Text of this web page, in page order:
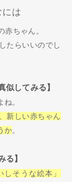
は
ちゃん。
たらいいのでし
似してみる】
。
新しい赤ちゃん
か。
る】
しそうな絵本」